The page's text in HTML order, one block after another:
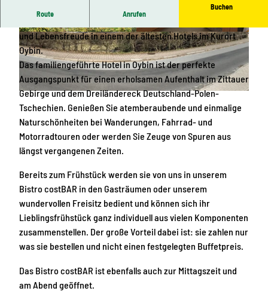
A
u
ß
e
n
a
n
i
H
o
t
e
l
u
n
d
B
y
b
E
i
n
z
e
l
z
i
Route Anrufen
Buchen
und Lebensfreude in einem der ältesten Hotels im Kurort
Oybin.
Das familiengeführte Hotel in Oybin ist der perfekte
Ausgangspunkt für einen erholsamen Aufenthalt im Zittauer
Gebirge und dem Dreiländereck Deutschland-Polen-
Tschechien. Genießen Sie atemberaubende und einmalige
Naturschönheiten bei Wanderungen, Fahrrad- und
Motorradtouren oder werden Sie Zeuge von Spuren aus
längst vergangenen Zeiten.
Bereits zum Frühstück werden sie von uns in unserem
Bistro costBAR in den Gasträumen oder unserem
wundervollen Freisitz bedient und können sich ihr
Lieblingsfrühstück ganz individuell aus vielen Komponenten
zusammenstellen. Der große Vorteil dabei ist: sie zahlen nur
was sie bestellen und nicht einen festgelegten Buffetpreis.
Das Bistro costBAR ist ebenfalls auch zur Mittagszeit und
am Abend geöffnet.